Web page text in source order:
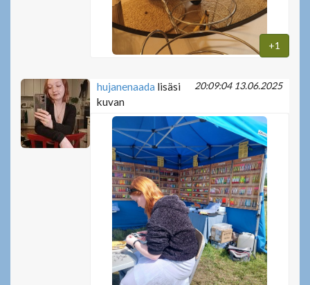
+1
20:09:04 13.06.2025
hujanenaada lisäsi
kuvan